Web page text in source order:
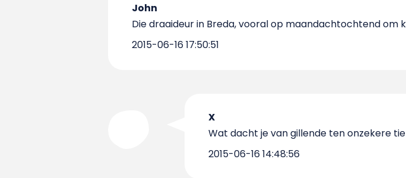
John
Die draaideur in Breda, vooral op maandachtochtend om
2015-06-16 17:50:51
X
Wat dacht je van gillende ten onzekere
2015-06-16 14:48:56